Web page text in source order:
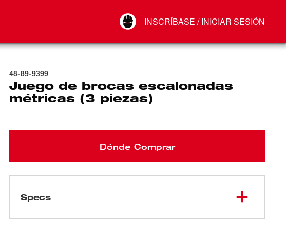
INSCRÍBASE / INICIAR SESIÓN
Conectar
48-89-9399
Juego de brocas escalonadas
métricas (3 piezas)
Dónde Comprar
Specs
Cargando